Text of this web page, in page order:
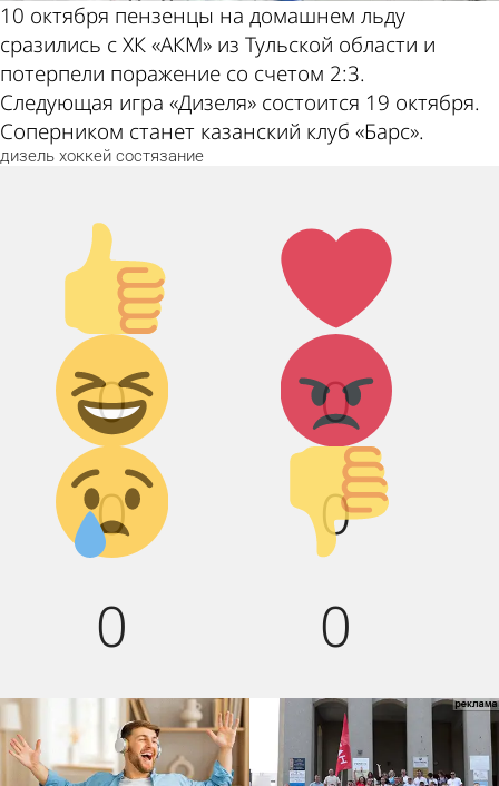
10 октября пензенцы на домашнем льду
сразились с ХК «АКМ» из Тульской области и
потерпели поражение со счетом 2:3.
Следующая игра «Дизеля» состоится 19 октября.
Соперником станет казанский клуб «Барс».
дизель хоккей состязание
Палец
вверх!
0
Лайк!
0
Дикий
смех!
0
Агрессия!
0
Грусть :(
0
Палец
вниз!
0